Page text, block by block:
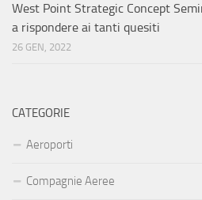
West Point Strategic Concept
a rispondere ai tanti quesiti
26 GEN, 2022
CATEGORIE
Aeroporti
Compagnie Aeree